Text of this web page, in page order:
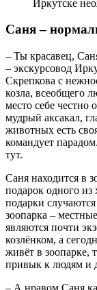
Иркутске
Саня –
– Ты красавец,
– экскурсовод
Скрепкова с
козла, всеобщего
место себе
мудрый аксакал,
животных есть
командует
тут.
Саня находится в
подарок одного из
подарки
зоопарка –
являются почти
козлёнком, а
живёт в зоопарке,
привык к людям и